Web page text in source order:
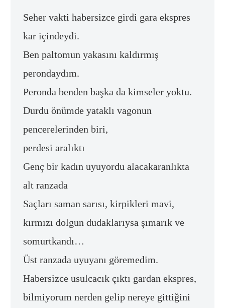
Seher vakti habersizce girdi gara ekspres
kar içindeydi.
Ben paltomun yakasını kaldırmış
perondaydım.
Peronda benden başka da kimseler yoktu.
Durdu önümde yataklı vagonun
pencerelerinden biri,
perdesi aralıktı
Genç bir kadın uyuyordu alacakaranlıkta
alt ranzada
Saçları saman sarısı, kirpikleri mavi,
kırmızı dolgun dudaklarıysa şımarık ve
somurtkandı…
Üst ranzada uyuyanı göremedim.
Habersizce usulcacık çıktı gardan ekspres,
bilmiyorum nerden gelip nereye gittiğini